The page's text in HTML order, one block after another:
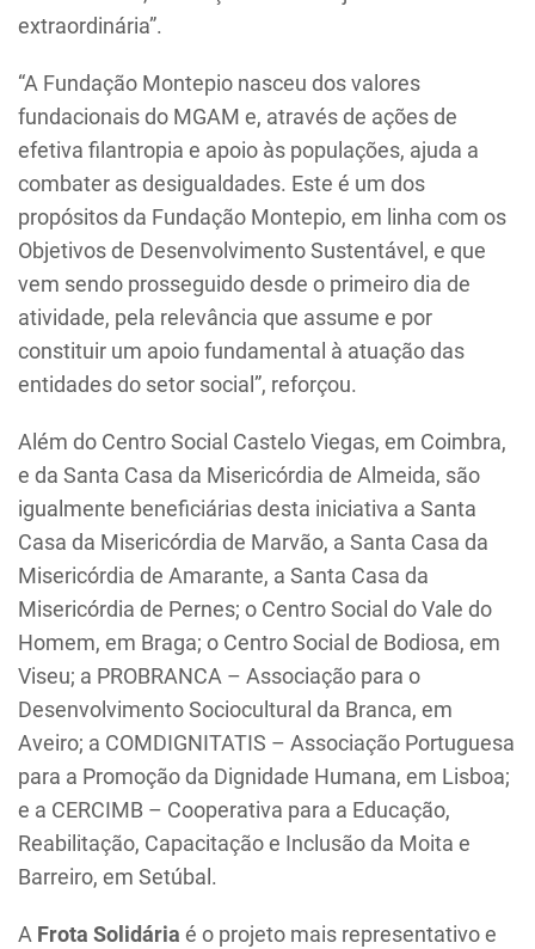
extraordinária”.
“A Fundação Montepio nasceu dos valores
fundacionais do MGAM e, através de ações de
efetiva filantropia e apoio às populações, ajuda a
combater as desigualdades. Este é um dos
propósitos da Fundação Montepio, em linha com os
Objetivos de Desenvolvimento Sustentável, e que
vem sendo prosseguido desde o primeiro dia de
atividade, pela relevância que assume e por
constituir um apoio fundamental à atuação das
entidades do setor social”, reforçou.
Além do Centro Social Castelo Viegas, em Coimbra,
e da Santa Casa da Misericórdia de Almeida, são
igualmente beneficiárias desta iniciativa a Santa
Casa da Misericórdia de Marvão, a Santa Casa da
Misericórdia de Amarante, a Santa Casa da
Misericórdia de Pernes; o Centro Social do Vale do
Homem, em Braga; o Centro Social de Bodiosa, em
Viseu; a PROBRANCA – Associação para o
Desenvolvimento Sociocultural da Branca, em
Aveiro; a COMDIGNITATIS – Associação Portuguesa
para a Promoção da Dignidade Humana, em Lisboa;
e a CERCIMB – Cooperativa para a Educação,
Reabilitação, Capacitação e Inclusão da Moita e
Barreiro, em Setúbal.
A Frota Solidária é o projeto mais representativo e